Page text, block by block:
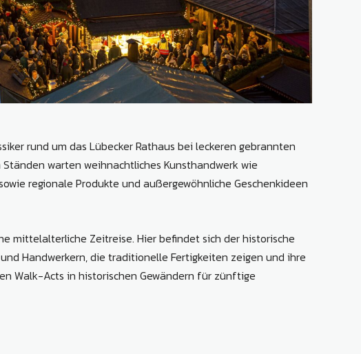
rund um das Lübecker Rathaus bei leckeren gebrannten
warten weihnachtliches Kunsthandwerk wie
regionale Produkte und außergewöhnliche Geschenkideen
mittelalterliche Zeitreise. Hier befindet sich der historische
Handwerkern, die traditionelle Fertigkeiten zeigen und ihre
Walk-Acts in historischen Gewändern für zünftige